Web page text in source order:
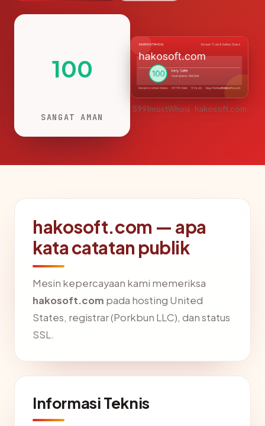
100
SANGAT AMAN
S991mostWhois · hakosoft.com
hakosoft.com — apa
kata catatan publik
Mesin kepercayaan kami memeriksa
hakosoft.com pada hosting United
States, registrar (Porkbun LLC), dan status
SSL.
Informasi Teknis